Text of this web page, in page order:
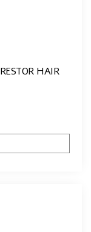
RESTOR HAIR קרם ריסטור הייר משקם שיער | 250 מ"ל